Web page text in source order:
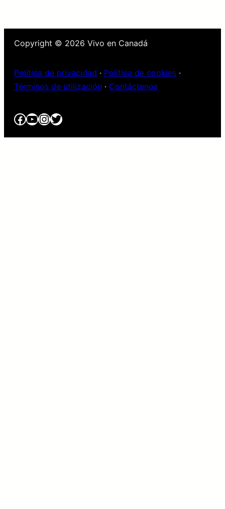
Copyright © 2026 Vivo en Canadá
Política de privacidad · Política de cookies ·
Términos de utilización · Contáctenos
Facebook
YouTube
Instagram
Twitter